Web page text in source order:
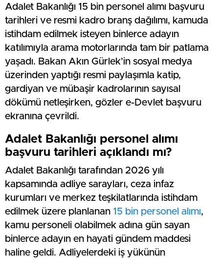
Adalet Bakanlığı 15 bin personel alımı başvuru
tarihleri ve resmi kadro branş dağılımı, kamuda
istihdam edilmek isteyen binlerce adayın
katılımıyla arama motorlarında tam bir patlama
yaşadı. Bakan Akın Gürlek’in sosyal medya
üzerinden yaptığı resmi paylaşımla katip,
gardiyan ve mübaşir kadrolarının sayısal
dökümü netleşirken, gözler e-Devlet başvuru
ekranına çevrildi.
Adalet Bakanlığı personel alımı
başvuru tarihleri açıklandı mı?
Adalet Bakanlığı tarafından 2026 yılı
kapsamında adliye sarayları, ceza infaz
kurumları ve merkez teşkilatlarında istihdam
edilmek üzere planlanan 15 bin personel alımı,
kamu personeli olabilmek adına gün sayan
binlerce adayın en hayati gündem maddesi
haline geldi. Adliyelerdeki iş yükünün